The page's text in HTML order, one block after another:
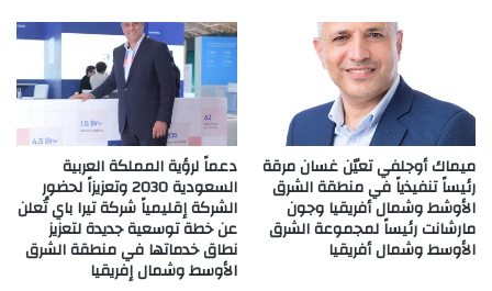
ميماك أوجلفي تعيّن غسان مرقة
رئيساً تنفيذياً في منطقة الشرق
الأوشط وشمال أفريقيا وجون
مارشانت رئيساً لمجموعة الشرق
الأوسط وشمال أفريقيا
دعماً لرؤية المملكة العربية
السعودية 2030 وتعزيزاً لحضور
الشركة إقليمياً شركة تيرا باي تُعلن
عن خطة توسعية جديدة لتعزيز
نطاق خدماتها في منطقة الشرق
الأوسط وشمال إفريقيا